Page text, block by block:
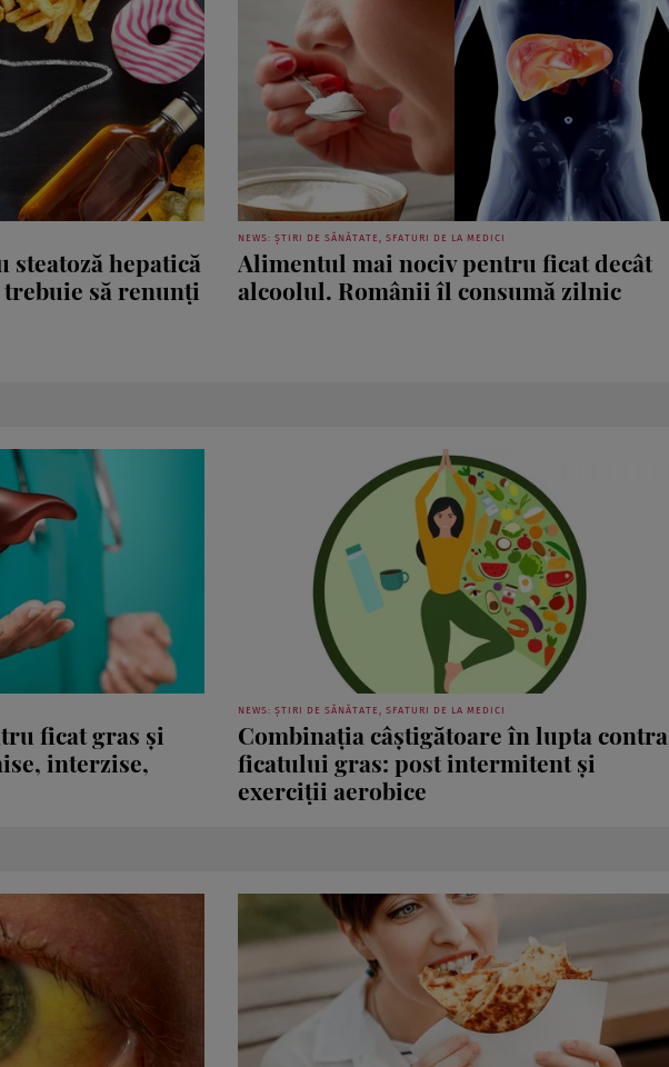
steatoză hepatică
trebuie să renunți
NEWS: ȘTIRI DE SĂNĂTATE, SFATURI DE LA MEDICI
Alimentul mai nociv pentru ficat decât
alcoolul. Românii îl consumă zilnic
ficat gras și
interzise,
NEWS: ȘTIRI DE SĂNĂTATE, SFATURI DE LA MEDICI
Combinația câștigătoare în lupta contra
ficatului gras: post intermitent și
exerciții aerobice